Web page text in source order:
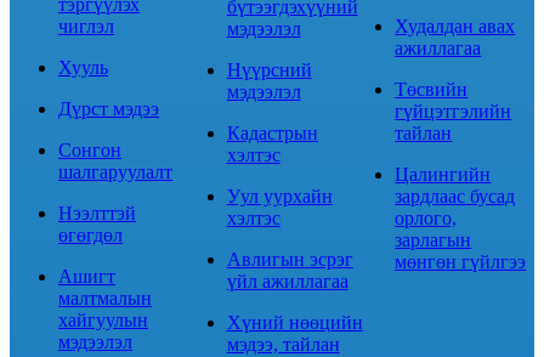
тэргүүлэх
чиглэл
Хууль
Дүрст мэдээ
Сонгон
шалгаруулалт
Нээлттэй
өгөгдөл
Ашигт
малтмалын
хайгуулын
мэдээлэл
бүтээгдэхүүний
мэдээлэл
Нүүрсний
мэдээлэл
Кадастрын
хэлтэс
Уул уурхайн
хэлтэс
Авлигын эсрэг
үйл ажиллагаа
Хүний нөөцийн
мэдээ, тайлан
Худалдан авах
ажиллагаа
Төсвийн
гүйцэтгэлийн
тайлан
Цалингийн
зардлаас бусад
орлого,
зарлагын
мөнгөн гүйлгээ